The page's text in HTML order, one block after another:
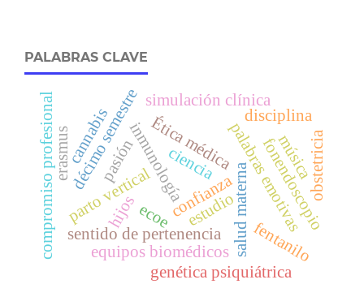
PALABRAS CLAVE
inmunologíaconfianza
parto vertical salud materna
décimo semestre palabras emotivas
fonendoscopio
sentido de pertenencia
compromiso profesional Ética médica
fentanilo
obstetricia
estudio
genética psiquiátrica
pasión
simulación clínica
hijos
equipos biomédicos
ciencia música
ecoe
erasmuscannabis disciplina